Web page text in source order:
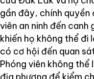
gần đây, chính quyền
viên an ninh đến canh
khiến họ không thể đi
có cơ hội đến quan
Phóng viên không